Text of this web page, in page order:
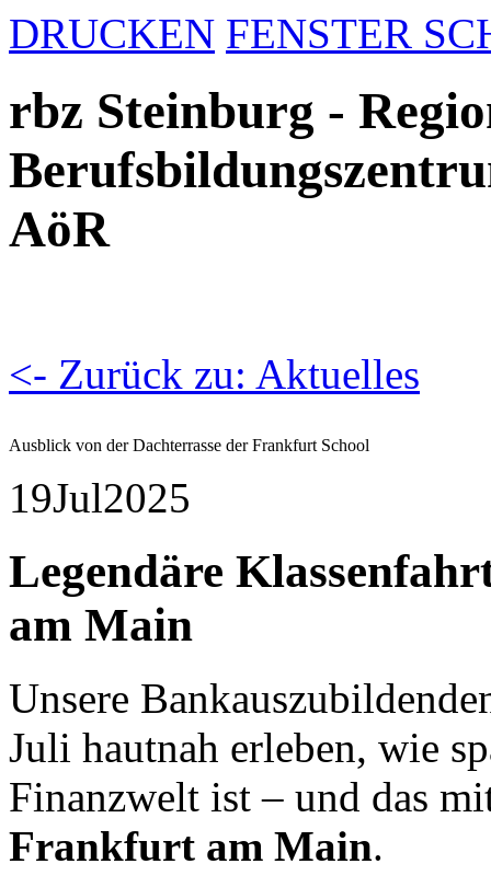
DRUCKEN FENSTER
rbz Steinburg -
AöR
<- Zurück zu: Aktuelles
Ausblick von der Dachterrasse der Frankfurt School
19Jul2025
Legendäre
am Main
Unsere
Juli hautnah erleben, wie
Finanzwelt ist – und das
Frankfurt am Main.